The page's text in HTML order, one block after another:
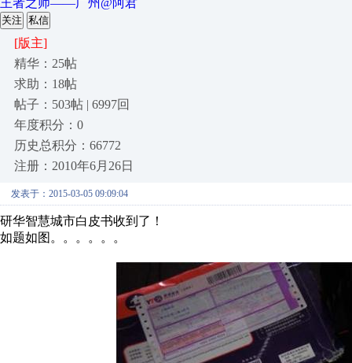
王者之师——广州@阿君
关注 私信
[版主]
精华：25帖
求助：18帖
帖子：503帖 | 6997回
年度积分：0
历史总积分：66772
注册：2010年6月26日
发表于：2015-03-05 09:09:04
研华智慧城市白皮书收到了！
如题如图。。。。。。